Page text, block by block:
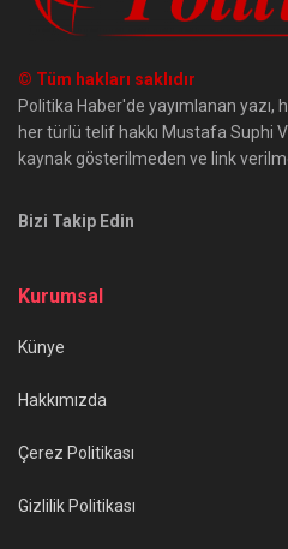
© Tüm hakları saklıdır
Politika Haber'de yayımlanan yazı,
her türlü telif hakkı Mustafa Suphi
kaynak gösterilmeden ve link
Bizi Takip Edin
Kurumsal
Künye
Hakkımızda
Çerez Politikası
Gizlilik Politikası